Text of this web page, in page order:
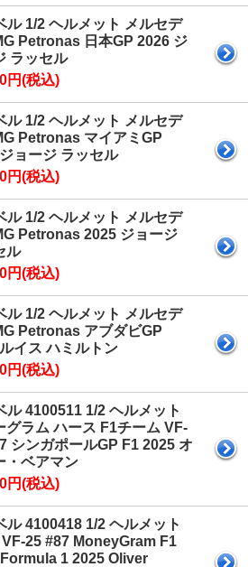
ル 1/2 ヘルメット メルセデ
Petronas 日本GP 2026 ジ
ラッセル
円(税込)
ル 1/2 ヘルメット メルセデ
Petronas マイアミGP
ョージ ラッセル
円(税込)
ル 1/2 ヘルメット メルセデ
Petronas 2025 ジョージ
ル
円(税込)
ル 1/2 ヘルメット メルセデ
Petronas アブダビGP
イス ハミルトン
円(税込)
ル 4100511 1/2 ヘルメット
グラム ハース F1チーム VF-
シンガポールGP F1 2025 オ
・ベアマン
円(税込)
ル 4100418 1/2 ヘルメット
VF-25 #87 MoneyGram F1
1 2025 Oliver